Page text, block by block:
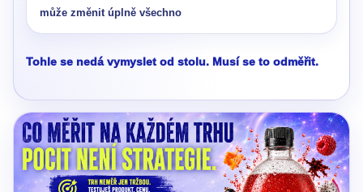
může změnit úplně všechno
Tohle se nedá vymyslet od stolu. Musí se to odměřit.